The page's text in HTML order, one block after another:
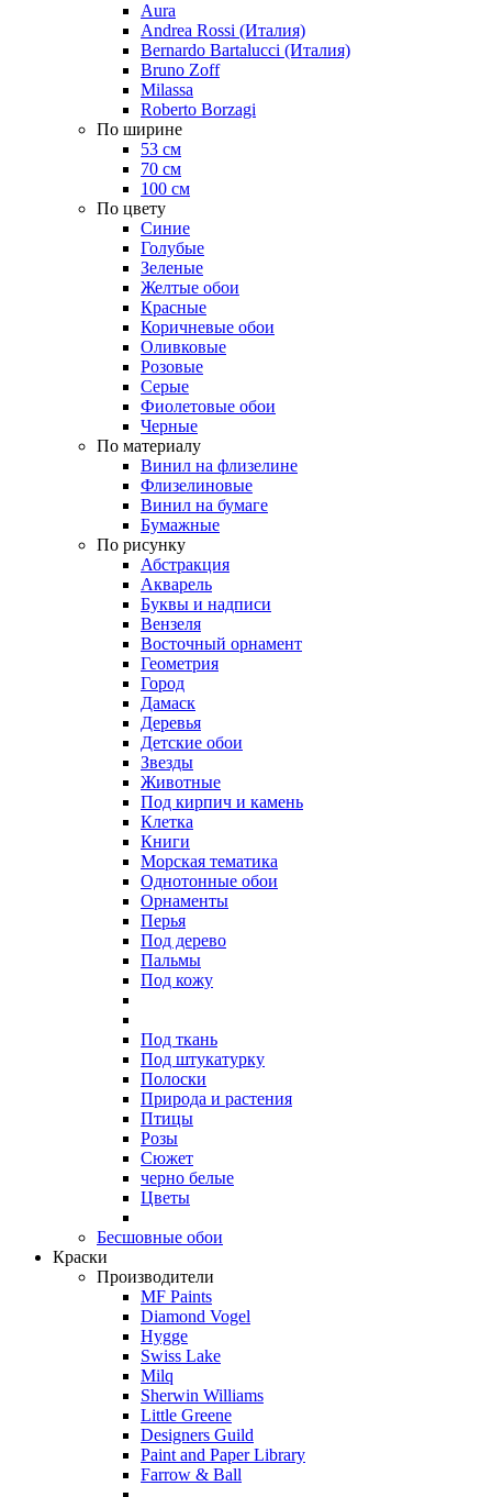
Aura
Andrea Rossi (Италия)
Bernardo Bartalucci (Италия)
Bruno Zoff
Milassa
Roberto Borzagi
По ширине
53 см
70 см
100 см
По цвету
Синие
Голубые
Зеленые
Желтые обои
Красные
Коричневые обои
Оливковые
Розовые
Серые
Фиолетовые обои
Черные
По материалу
Винил на флизелине
Флизелиновые
Винил на бумаге
Бумажные
По рисунку
Абстракция
Акварель
Буквы и надписи
Вензеля
Восточный орнамент
Геометрия
Город
Дамаск
Деревья
Детские обои
Звезды
Животные
Под кирпич и камень
Клетка
Книги
Морская тематика
Однотонные обои
Орнаменты
Перья
Под дерево
Пальмы
Под кожу
Под ткань
Под штукатурку
Полоски
Природа и растения
Птицы
Розы
Сюжет
черно белые
Цветы
Бесшовные обои
Краски
Производители
MF Paints
Diamond Vogel
Hygge
Swiss Lake
Milq
Sherwin Williams
Little Greene
Designers Guild
Paint and Paper Library
Farrow & Ball